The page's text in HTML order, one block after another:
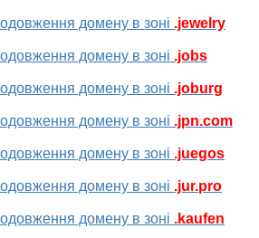
домену в зоні .jewelry
домену в зоні .jobs
домену в зоні .joburg
домену в зоні .jpn.com
домену в зоні .juegos
домену в зоні .jur.pro
домену в зоні .kaufen